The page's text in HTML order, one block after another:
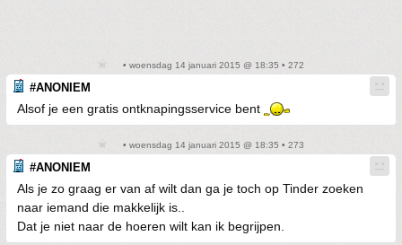
• woensdag 14 januari 2015 @ 18:35 • 272
#ANONIEM
Alsof je een gratis ontknapingsservice bent
• woensdag 14 januari 2015 @ 18:35 • 273
#ANONIEM
Als je zo graag er van af wilt dan ga je toch op Tinder zoeken
naar iemand die makkelijk is..
Dat je niet naar de hoeren wilt kan ik begrijpen.